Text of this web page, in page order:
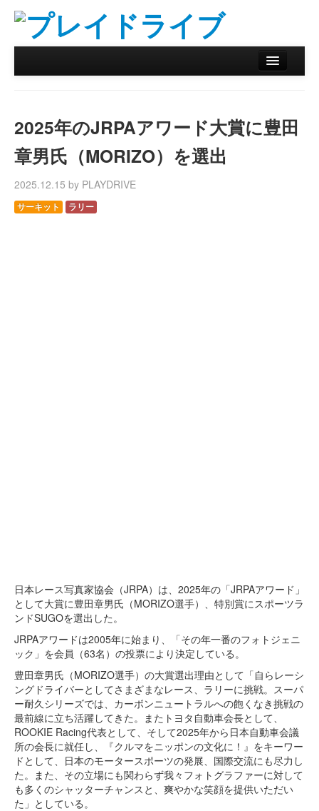
リザルトデータベース
バックナンバー
オンラインストア
2025年のJRPAアワード大賞に豊田
章男氏（MORIZO）を選出
2025.12.15 by PLAYDRIVE
サーキット ラリー
日本レース写真家協会（JRPA）は、2025年の「JRPAアワード」
として大賞に豊田章男氏（MORIZO選手）、特別賞にスポーツラ
ンドSUGOを選出した。
JRPAアワードは2005年に始まり、「その年一番のフォトジェニ
ック」を会員（63名）の投票により決定している。
豊田章男氏（MORIZO選手）の大賞選出理由として「自らレーシ
ングドライバーとしてさまざまなレース、ラリーに挑戦。スーパ
ー耐久シリーズでは、カーボンニュートラルへの飽くなき挑戦の
最前線に立ち活躍してきた。またトヨタ自動車会長として、
ROOKIE Racing代表として、そして2025年から日本自動車会議
所の会長に就任し、『クルマをニッポンの文化に！』をキーワー
ドとして、日本のモータースポーツの発展、国際交流にも尽力し
た。また、その立場にも関わらず我々フォトグラファーに対して
も多くのシャッターチャンスと、爽やかな笑顔を提供いただい
た」としている。